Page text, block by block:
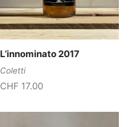
L’innominato 2017
Coletti
CHF 17.00